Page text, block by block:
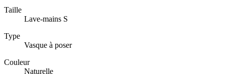
Taille
Lave-mains S
Type
Vasque à poser
Couleur
Naturelle